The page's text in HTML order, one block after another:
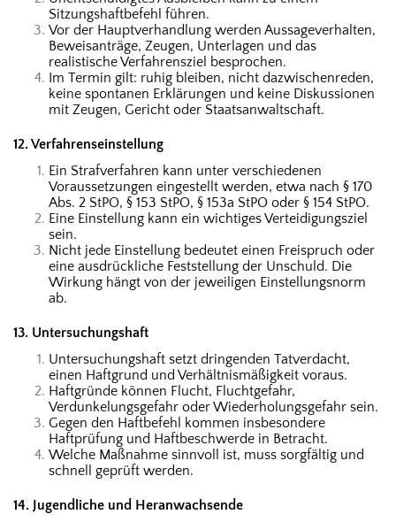
Sitzungshaftbefehl führen.
Vor der Hauptverhandlung werden Aussageverhalten,
Beweisanträge, Zeugen, Unterlagen und das
realistische Verfahrensziel besprochen.
Im Termin gilt: ruhig bleiben, nicht dazwischenreden,
keine spontanen Erklärungen und keine Diskussionen
mit Zeugen, Gericht oder Staatsanwaltschaft.
12. Verfahrenseinstellung
Ein Strafverfahren kann unter verschiedenen
Voraussetzungen eingestellt werden, etwa nach § 170
Abs. 2 StPO, § 153 StPO, § 153a StPO oder § 154 StPO.
Eine Einstellung kann ein wichtiges Verteidigungsziel
sein.
Nicht jede Einstellung bedeutet einen Freispruch oder
eine ausdrückliche Feststellung der Unschuld. Die
Wirkung hängt von der jeweiligen Einstellungsnorm
ab.
13. Untersuchungshaft
Untersuchungshaft setzt dringenden Tatverdacht,
einen Haftgrund und Verhältnismäßigkeit voraus.
Haftgründe können Flucht, Fluchtgefahr,
Verdunkelungsgefahr oder Wiederholungsgefahr sein.
Gegen den Haftbefehl kommen insbesondere
Haftprüfung und Haftbeschwerde in Betracht.
Welche Maßnahme sinnvoll ist, muss sorgfältig und
schnell geprüft werden.
14. Jugendliche und Heranwachsende